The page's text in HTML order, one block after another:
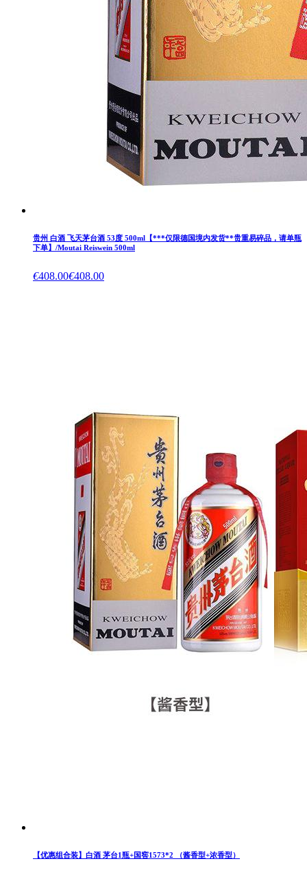
贵州 白酒 飞天茅台酒 53度 500ml【***仅限德国境内发货**贵重易碎品，请单瓶
下单】/Moutai Reiswein 500ml
€408.00€408.00
【优惠组合装】白酒 茅台1瓶+国窖1573*2 （酱香型+浓香型）